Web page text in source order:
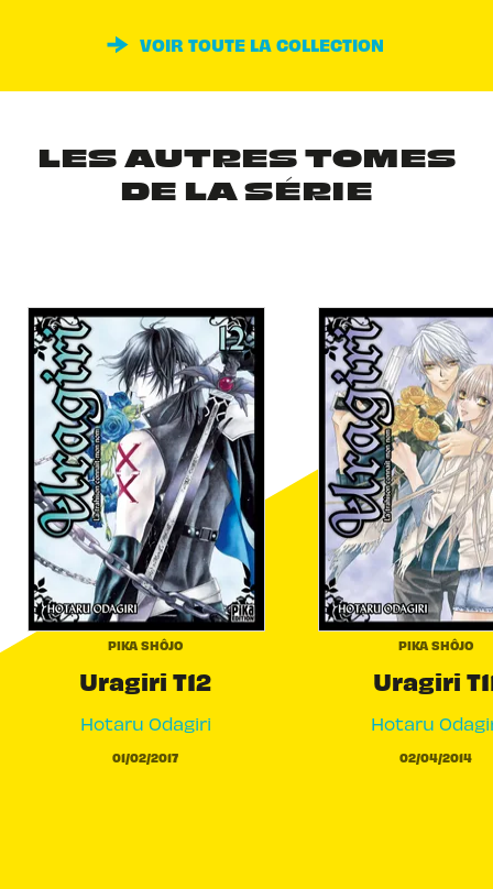
VOIR TOUTE LA COLLECTION
LES AUTRES TOMES
DE LA SÉRIE
PIKA SHÔJO
Uragiri T12
Hotaru Odagiri
01/02/2017
PIKA SHÔJO
Uragiri
Hotaru
02/04/2014